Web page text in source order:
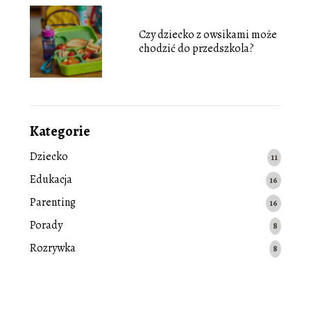
Czy dziecko z owsikami może
chodzić do przedszkola?
Kategorie
Dziecko 11
Edukacja 16
Parenting 16
Porady 8
Rozrywka 8